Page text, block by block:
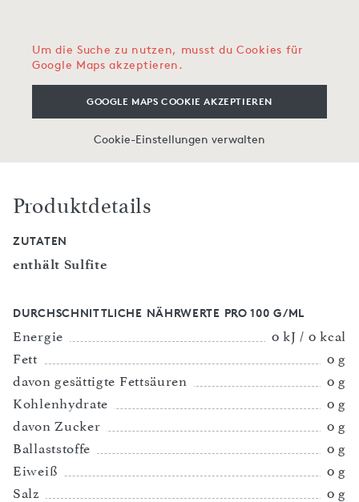
Um die Suche zu nutzen, musst du Cookies für
Google Maps akzeptieren.
GOOGLE MAPS COOKIE AKZEPTIEREN
Cookie-Einstellungen verwalten
Produktdetails
ZUTATEN
enthält Sulfite
DURCHSCHNITTLICHE NÄHRWERTE PRO 100 G/ML
Energie
0 kJ / 0 kcal
Fett
0 g
davon gesättigte Fettsäuren
0 g
Kohlenhydrate
0 g
davon Zucker
0 g
Ballaststoffe
0 g
Eiweiß
0 g
Salz
0 g